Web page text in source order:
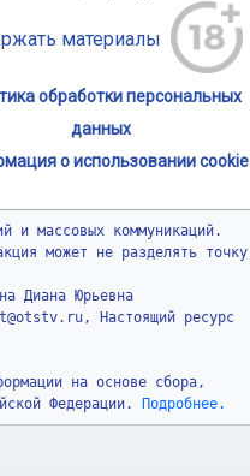
материалы
обработки персональных
данных
о использовании cookie
и массовых коммуникаций.
может не разделять точку
Диана Юрьевна
Настоящий ресурс
на основе сбора,
Федерации.
Подробнее.